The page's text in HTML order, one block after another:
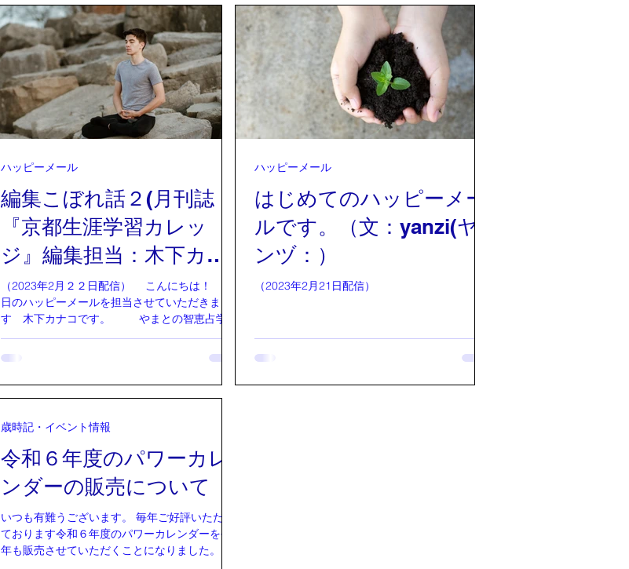
編集こぼれ話２(月刊誌
『京都生涯学習カレッ
ジ』編集担当：木下カナ
コ)
（2023年2月２２日配信） こんにちは！ 本
日のハッピーメールを担当させていただきま
す 木下カナコです。 やまとの智恵占学情
報推命学鑑定士、そして月刊誌『京都生涯学習
カレッジ』の編集担当させていただいておりま
ハッピーメール
はじめてのハッピーメー
ルです。（文：yanzi(ヤ
ンヅ：）
（2023年2月21日配信）
ハッピーメール
令和６年度のパワーカレ
ンダーの販売について
いつも有難うございます。 毎年ご好評いただい
ております令和６年度のパワーカレンダーを今
年も販売させていただくことになりました。 こ
歳時記・イベント情報